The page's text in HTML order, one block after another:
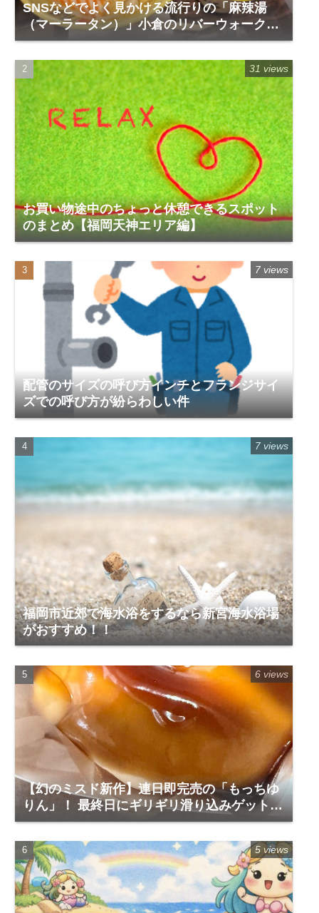
SNSなどでよく見かける流行りの「麻辣湯
（マーラータン）」小倉のリバーウォーク1
階「福恩麻辣湯」
お買い物途中のちょっと休憩できるスポット
のまとめ【福岡天神エリア編】
31 views
配管のサイズの呼び方インチとフランジサイ
ズでの呼び方が紛らわしい件
7 views
福岡市近郊で海水浴をするなら新宮海水浴場
がおすすめ！！
7 views
【幻のミスド新作】連日即完売の「もっちゆ
りん」！ 最終日にギリギリ滑り込みゲットし
て食べてみた実食レポ
6 views
5 views